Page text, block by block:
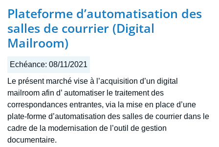
Plateforme d’automatisation des
salles de courrier (Digital
Mailroom)
Echéance: 08/11/2021
Le présent marché vise à l’acquisition d’un digital
mailroom afin d’ automatiser le traitement des
correspondances entrantes, via la mise en place d’une
plate-forme d’automatisation des salles de courrier dans le
cadre de la modernisation de l’outil de gestion
documentaire.